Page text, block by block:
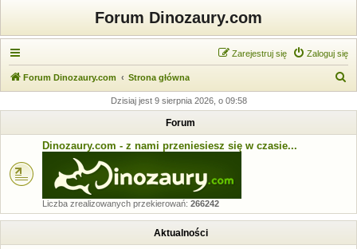
Forum Dinozaury.com
Zaloguj się
Zarejestruj się
Forum Dinozaury.com Strona główna
k
Dzisiaj jest 9 sierpnia 2026, o 09:58
Forum
Dinozaury.com - z nami przeniesiesz się w czasie...
Liczba zrealizowanych przekierowań: 266242
Aktualności